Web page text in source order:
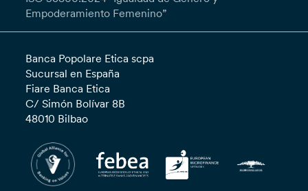
Empoderamiento Femenino”
Banca Popolare Etica scpa
Sucursal en España
Fiare Banca Etica
C/ Simón Bolívar 8B
48010 Bilbao